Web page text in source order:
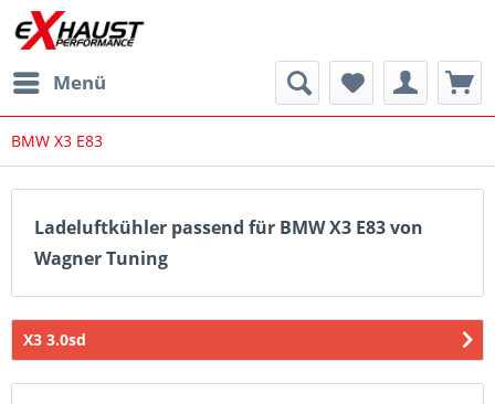
Menü
BMW X3 E83
Ladeluftkühler passend für BMW X3 E83 von
Wagner Tuning
X3 3.0sd